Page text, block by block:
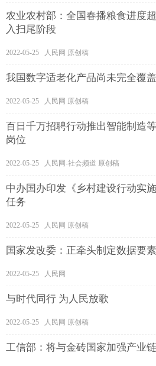
农业农村部：全国春播粮食进度
入扫尾阶段
2022-05-25 人民网 原创稿
我国数字适老化产品尚未完全覆
2022-05-25 人民网 原创稿
百日千万招聘行动推出智能制造
岗位
2022-05-25 人民网-社会频道 原创稿
中办国办印发《乡村建设行动实
任务
2022-05-25 人民网 原创稿
国家发改委：正牵头制定数据要
2022-05-25 人民网
与时代同行 为人民放歌
2022-05-25 人民网 原创稿
工信部：将与金砖国家加强产业